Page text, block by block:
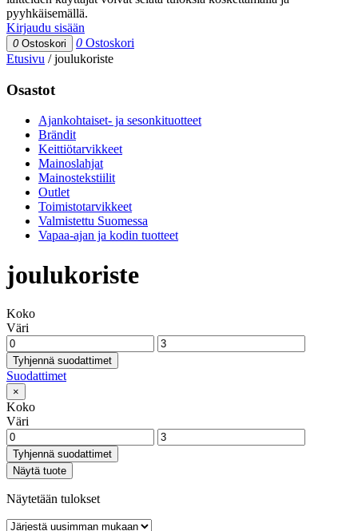
pyyhkäisemällä.
Kirjaudu sisään
0 Ostoskori 0 Ostoskori
Etusivu /joulukoriste
Osastot
Ajankohtaiset- ja sesonkituotteet
Brändit
Keittiötarvikkeet
Mainoslahjat
Mainostekstiilit
Outlet
Toimistotarvikkeet
Valmistettu Suomessa
Vapaa-ajan ja kodin tuotteet
joulukoriste
Koko
Väri
Tyhjennä suodattimet
Suodattimet
×
Koko
Väri
Tyhjennä suodattimet
Näytä tuote
Näytetään tulokset